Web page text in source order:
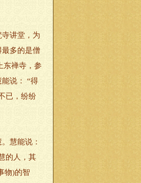
讲堂，为
多的是僧
东禅寺，参
说： “得
已，纷纷
慧能说：
的人，其
物)的智